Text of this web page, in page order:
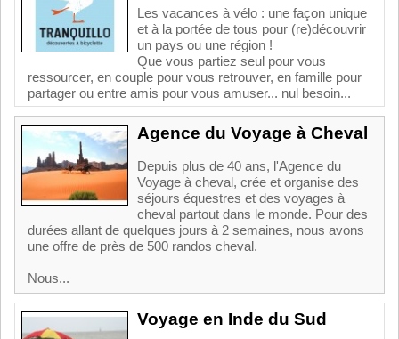
Les vacances à vélo : une façon unique
et à la portée de tous pour (re)découvrir
un pays ou une région !
Que vous partiez seul pour vous
ressourcer, en couple pour vous retrouver, en famille pour
partager ou entre amis pour vous amuser... nul besoin...
Agence du Voyage à Cheval
Depuis plus de 40 ans, l'Agence du
Voyage à cheval, crée et organise des
séjours équestres et des voyages à
cheval partout dans le monde. Pour des
durées allant de quelques jours à 2 semaines, nous avons
une offre de près de 500 randos cheval.
Nous...
Voyage en Inde du Sud